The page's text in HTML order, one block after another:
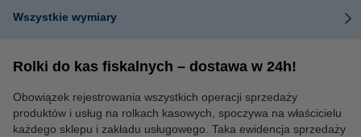
Wszystkie wymiary
Rolki do kas fiskalnych – dostawa w 24h!
Obowiązek rejestrowania wszystkich operacji sprzedaży
produktów i usług na rolkach kasowych, spoczywa na właścicielu
każdego sklepu i zakładu usługowego. Taka ewidencja sprzedaży